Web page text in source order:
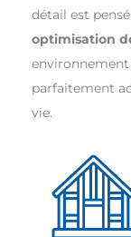
détail est pensé
optimisation
parfaitement
vie.